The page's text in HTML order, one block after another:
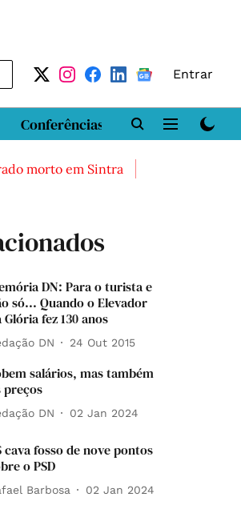
Entrar
Conferências DN LAB
em Sintra Três feridos graves
DN: Para o turista e
só... Quando o Elevador
Glória fez 130 anos
DN 24 Out 2015
salários, mas também
preços
DN 02 Jan 2024
cava fosso de nove pontos
o PSD
Barbosa 02 Jan 2024